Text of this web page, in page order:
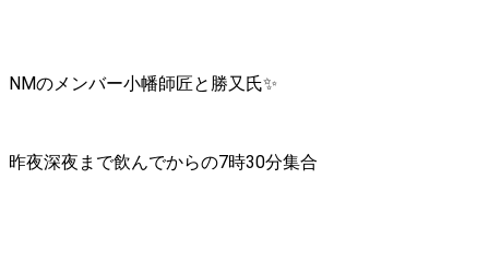
NMのメンバー小幡師匠と勝又氏✨
昨夜深夜まで飲んでからの7時30分集合